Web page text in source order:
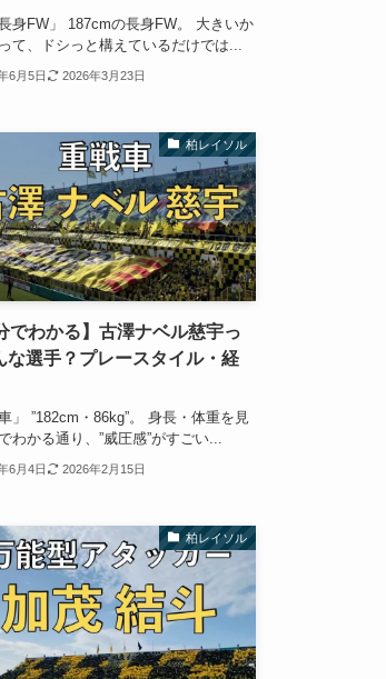
長身FW」 187cmの長身FW。 大きいか
て、ドシっと構えているだけでは...
6月5日 2026年3月23日
柏レイソル
でわかる】古澤ナベル慈宇っ
な選手？プレースタイル・経
」 ”182cm・86kg”。 身長・体重を見
わかる通り、”威圧感”がすごい...
6月4日 2026年2月15日
柏レイソル